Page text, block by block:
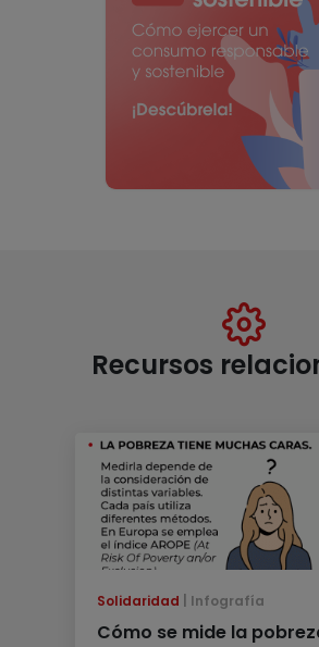
Recursos
Solidaridad Infografía
Cómo se mide la